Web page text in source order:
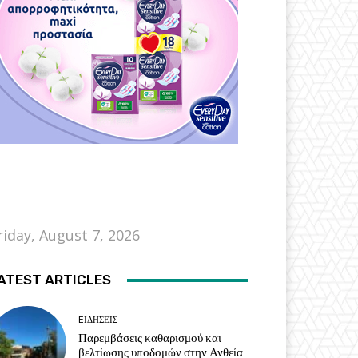
August 7, 2026
ARTICLES
EΙΔΗΣΕΙΣ
Παρεμβάσεις καθαρισμού και
βελτίωσης υποδομών στην Ανθεία